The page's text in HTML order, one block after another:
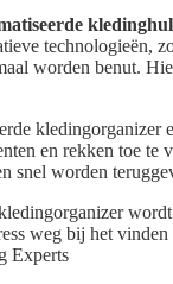
technologieën,
worden benut.
kledingorganizer
en rekken toe te
snel worden
weg bij het
Experts